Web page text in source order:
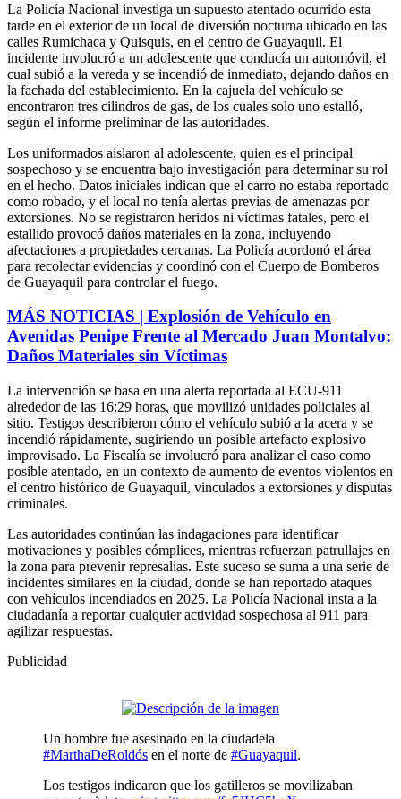
La Policía Nacional investiga un supuesto atentado ocurrido esta
tarde en el exterior de un local de diversión nocturna ubicado en las
calles Rumichaca y Quisquis, en el centro de Guayaquil. El
incidente involucró a un adolescente que conducía un automóvil, el
cual subió a la vereda y se incendió de inmediato, dejando daños en
la fachada del establecimiento. En la cajuela del vehículo se
encontraron tres cilindros de gas, de los cuales solo uno estalló,
según el informe preliminar de las autoridades.
Los uniformados aislaron al adolescente, quien es el principal
sospechoso y se encuentra bajo investigación para determinar su rol
en el hecho. Datos iniciales indican que el carro no estaba reportado
como robado, y el local no tenía alertas previas de amenazas por
extorsiones. No se registraron heridos ni víctimas fatales, pero el
estallido provocó daños materiales en la zona, incluyendo
afectaciones a propiedades cercanas. La Policía acordonó el área
para recolectar evidencias y coordinó con el Cuerpo de Bomberos
de Guayaquil para controlar el fuego.
MÁS NOTICIAS | Explosión de Vehículo en
Avenidas Penipe Frente al Mercado Juan Montalvo:
Daños Materiales sin Víctimas
La intervención se basa en una alerta reportada al ECU-911
alrededor de las 16:29 horas, que movilizó unidades policiales al
sitio. Testigos describieron cómo el vehículo subió a la acera y se
incendió rápidamente, sugiriendo un posible artefacto explosivo
improvisado. La Fiscalía se involucró para analizar el caso como
posible atentado, en un contexto de aumento de eventos violentos en
el centro histórico de Guayaquil, vinculados a extorsiones y disputas
criminales.
Las autoridades continúan las indagaciones para identificar
motivaciones y posibles cómplices, mientras refuerzan patrullajes en
la zona para prevenir represalias. Este suceso se suma a una serie de
incidentes similares en la ciudad, donde se han reportado ataques
con vehículos incendiados en 2025. La Policía Nacional insta a la
ciudadanía a reportar cualquier actividad sospechosa al 911 para
agilizar respuestas.
Publicidad
Un hombre fue asesinado en la ciudadela
#MarthaDeRoldós en el norte de #Guayaquil.
Los testigos indicaron que los gatilleros se movilizaban